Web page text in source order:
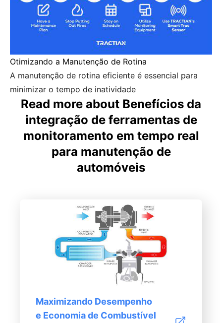
Otimizando a Manutenção de Rotina
A manutenção de rotina eficiente é essencial para
minimizar o tempo de inatividade
Read more about Benefícios da
integração de ferramentas de
monitoramento em tempo real
para manutenção de
automóveis
Maximizando Desempenho
e Economia de Combustível